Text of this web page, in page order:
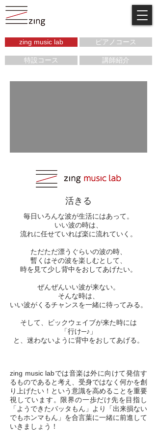
zing music lab ピアノコース
特設コース 講師紹介
活きる
毎日いろんな波が生活にはあって。
いい波の時は、
流れに任せていれば楽に流れていく。
ただただ漂うぐらいの波の時、
暫くはその波を楽しむとして、
時を見て少し背中をおしてあげたい。
ぜんぜんいい波が来ない。
そんな時は、
いい波がくるチャンスを一緒に待ってみる。
そして、ビックウェイブが来た時には
「行け─♪」
と、迷わないように背中をおしてあげる。
zing music labでは音楽は外に向けて発信す
るものであると考え、受身ではなく何かを創
り上げたい！という意識を高めることを重要
視しています。限界の一歩だけ先を目指し
「ようできたバッタもん」より「出来損ない
でもホンマもん」を合言葉に一緒に前進して
いきましょう！​​​